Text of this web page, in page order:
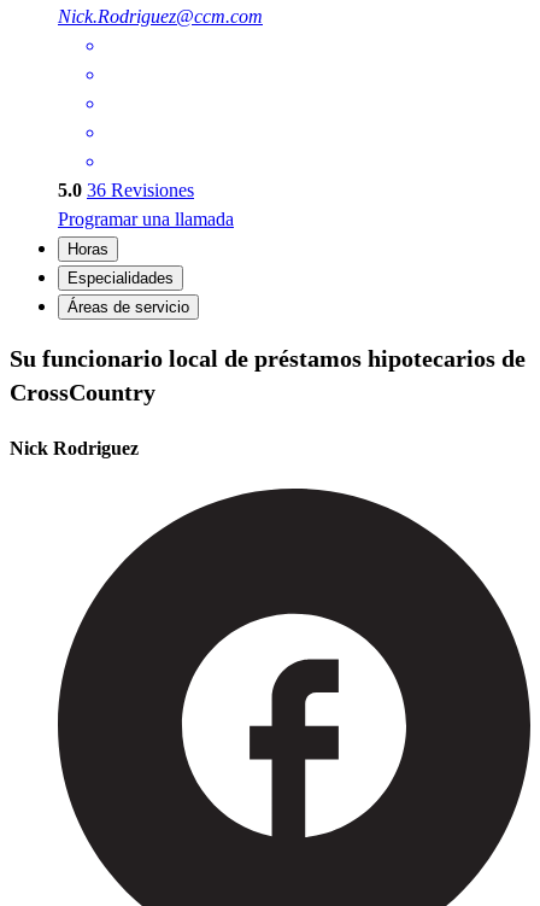
Nick.Rodriguez@ccm.com
5.0 36 Revisiones
Programar una llamada
Horas
Especialidades
Áreas de servicio
Su funcionario local de préstamos hipotecarios de
CrossCountry
Nick Rodriguez